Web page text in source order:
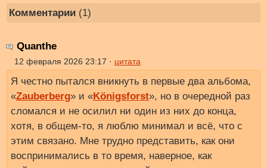
Комментарии (1)
Quanthe
12 февраля 2026 23:17 · цитата
Я честно пытался вникнуть в первые два альбома,
«Zauberberg» и «Königsforst», но в очередной раз
сломался и не осилил ни один из них до конца,
хотя, в общем-то, я люблю минимал и всё, что с
этим связано. Мне трудно представить, как они
воспринимались в то время, наверное, как